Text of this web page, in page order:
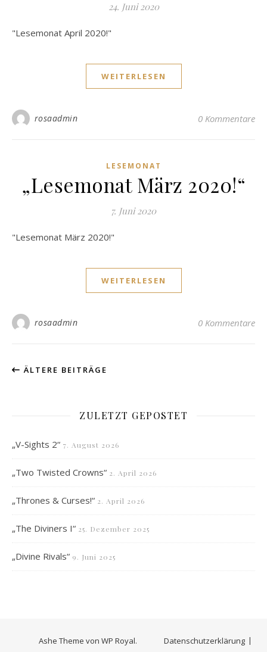
24. Juni 2020
"Lesemonat April 2020!"
WEITERLESEN
rosaadmin 0 Kommentare
LESEMONAT
„Lesemonat März 2020!“
7. Juni 2020
"Lesemonat März 2020!"
WEITERLESEN
rosaadmin 0 Kommentare
ÄLTERE BEITRÄGE
ZULETZT GEPOSTET
„V-Sights 2“ 7. August 2026
„Two Twisted Crowns“ 2. April 2026
„Thrones & Curses!“ 2. April 2026
„The Diviners I“ 25. Dezember 2025
„Divine Rivals“ 9. Juni 2025
Datenschutzerklärung
Ashe Theme von WP Royal.